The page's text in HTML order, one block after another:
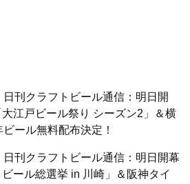
日刊クラフトビール通信：明日開
江戸ビール祭り シーズン2」＆横
ール無料配布決定！
日刊クラフトビール通信：明日開幕
ビール総選挙 in 川崎」＆阪神タイ